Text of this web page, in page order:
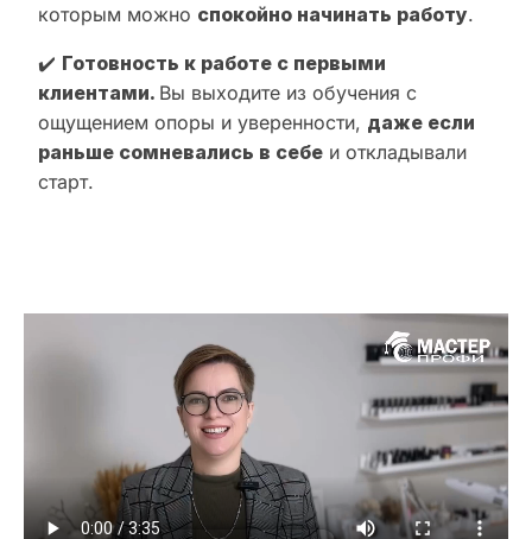
которым можно спокойно начинать работу.
✔️ Готовность к работе с первыми
клиентами. Вы выходите из обучения с
ощущением опоры и уверенности, даже если
раньше сомневались в себе и откладывали
старт.